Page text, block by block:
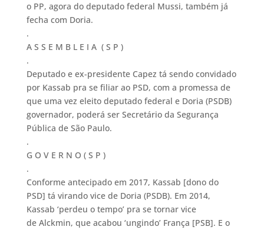
o PP, agora do deputado federal Mussi, também já
fecha com Doria.
.
A S S E M B L E I A ( S P )
.
Deputado e ex-presidente Capez tá sendo convidado
por Kassab pra se filiar ao PSD, com a promessa de
que uma vez eleito deputado federal e Doria (PSDB)
governador, poderá ser Secretário da Segurança
Pública de São Paulo.
.
G O V E R N O ( S P )
.
Conforme antecipado em 2017, Kassab [dono do
PSD] tá virando vice de Doria (PSDB). Em 2014,
Kassab ‘perdeu o tempo’ pra se tornar vice
de Alckmin, que acabou ‘ungindo’ França [PSB]. E o